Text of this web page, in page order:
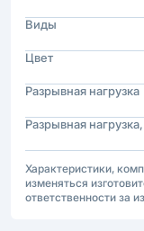
Виды
Цвет
Разрывная нагрузка
Разрывная нагрузка,
Характеристики,
изменяться
ответственности за